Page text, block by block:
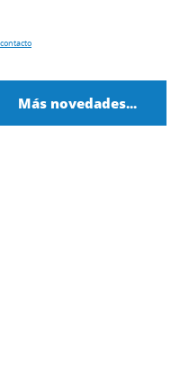
contacto
Más novedades...